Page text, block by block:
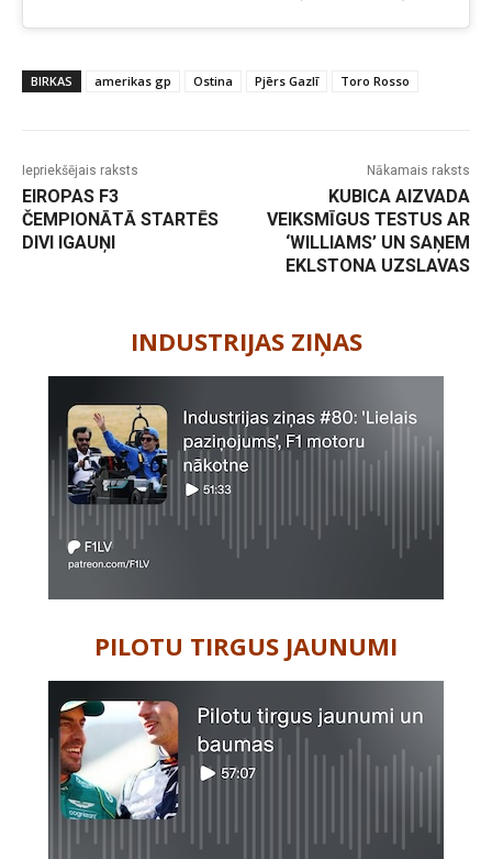
BIRKAS amerikas gp Ostina Pjērs Gazlī Toro Rosso
Iepriekšējais raksts
EIROPAS F3
ČEMPIONĀTĀ STARTĒS
DIVI IGAUŅI
Nākamais raksts
KUBICA AIZVADA
VEIKSMĪGUS TESTUS AR
‘WILLIAMS’ UN SAŅEM
EKLSTONA UZSLAVAS
INDUSTRIJAS ZIŅAS
PILOTU TIRGUS JAUNUMI